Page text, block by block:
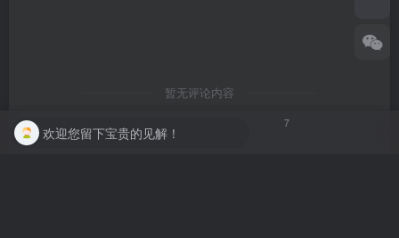
暂无评论内容
欢迎您留下宝贵的见解！
7